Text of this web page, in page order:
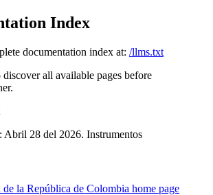
Index
documentation index at: /llms.txt
all available pages before
Abril 28 del 2026. Instrumentos
la República de Colombia home page